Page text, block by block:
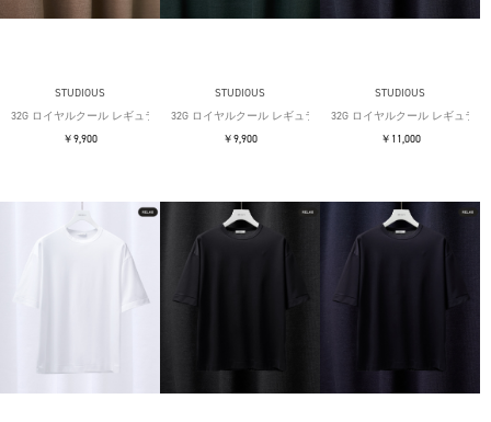
STUDIOUS
32G ロイヤルクール レギュラーTシャツ
￥9,900
STUDIOUS
32G ロイヤルクール レギュラーTシャツ
￥9,900
STUDIOUS
32G ロイヤルクール レギュラー
￥11,000